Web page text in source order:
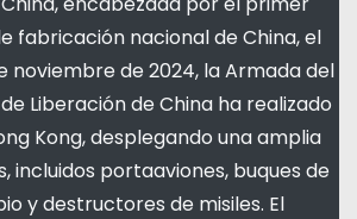
fabricación nacional de China, el
noviembre de 2024, la Armada del
Liberación de China ha realizado
Kong, desplegando una amplia
incluidos portaaviones, buques de
y destructores de misiles. El